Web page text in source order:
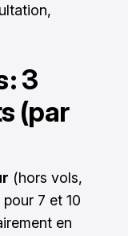
: 3
(par
(hors vols,
7 et 10
en